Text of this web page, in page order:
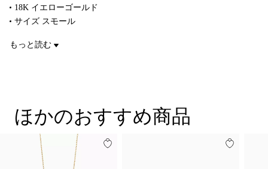
メタルで作り上げられたパロマ・ピカソ™ リングと組み合わせ
て、存在感を放つ大胆なスタイルに仕上げてみませんか。
18K イエローゴールド
サイズ スモール
商品番号:60571716
もっと読む
ほかのおすすめ商品